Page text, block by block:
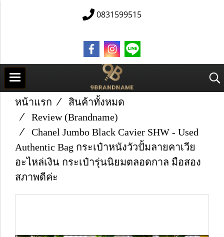
0831599515
หน้าแรก
สินค้าทั้งหมด
Review (Brandname)
Chanel Jumbo Black Cavier SHW - Used
Authentic Bag กระเป๋าหนังวัวปั้มลายคาเวีย
อะไหล่เงิน กระเป๋ารุ่นนิยมตลอดกาล มือสอง
สภาพดีค่ะ